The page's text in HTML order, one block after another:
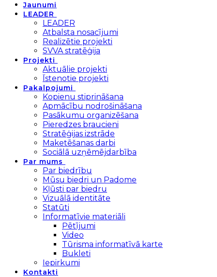
Jaunumi
LEADER
LEADER
Atbalsta nosacījumi
Realizētie projekti
SVVA stratēģija
Projekti
Aktuālie projekti
Īstenotie projekti
Pakalpojumi
Kopienu stiprināšana
Apmācību nodrošināšana
Pasākumu organizēšana
Pieredzes braucieni
Stratēģijas izstrāde
Maketēšanas darbi
Sociālā uzņēmējdarbība
Par mums
Par biedrību
Mūsu biedri un Padome
Kļūsti par biedru
Vizuālā identitāte
Statūti
Informatīvie materiāli
Pētījumi
Video
Tūrisma informatīvā karte
Bukleti
Iepirkumi
Kontakti